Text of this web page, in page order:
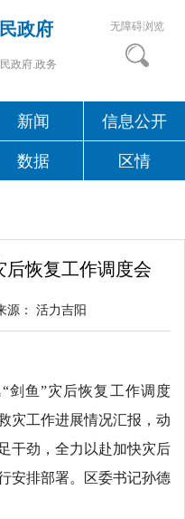
政府
政府.政务
无障碍浏览
新闻 信息公开
数据 区情
后恢复工作调度会
源： 活力吉阳
剑鱼”灾后恢复工作调度
灾工作进展情况汇报，动
干劲，全力以赴加快灾后
安排部署。区委书记孙德